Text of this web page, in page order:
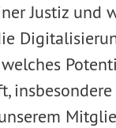
Justiz und
welches